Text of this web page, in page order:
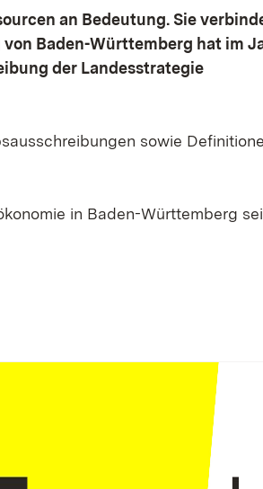
an Bedeutung. Sie
Baden-Württemberg hat im
der Landesstrategie
sowie
in Baden-Württemberg